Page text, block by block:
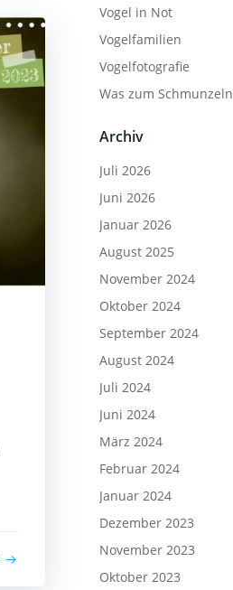
Vogel in Not
Vogelfamilien
Vogelfotografie
Was zum Schmunzeln
Archiv
Juli 2026
Juni 2026
Januar 2026
August 2025
November 2024
Oktober 2024
September 2024
August 2024
Juli 2024
Juni 2024
März 2024
Februar 2024
Januar 2024
Dezember 2023
November 2023
Oktober 2023